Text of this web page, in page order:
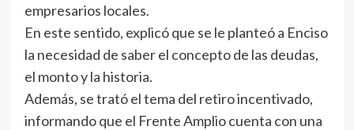
empresarios locales.
En este sentido, explicó que se le planteó a Enciso
la necesidad de saber el concepto de las deudas,
el monto y la historia.
Además, se trató el tema del retiro incentivado,
informando que el Frente Amplio cuenta con una